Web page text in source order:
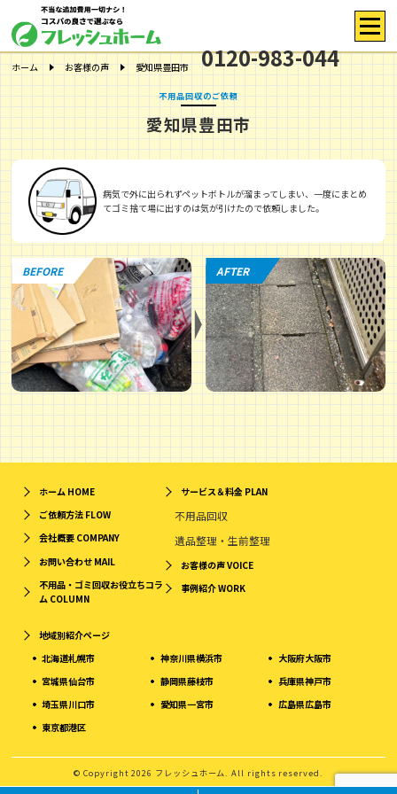
0120-983-044
ホーム お客様の声 愛知県豊田市
不用品回収のご依頼
愛知県豊田市
病気で外に出られずペットボトルが溜まってしまい、一度にまとめ
てゴミ捨て場に出すのは気が引けたので依頼しました。
BEFORE AFTER
ホーム HOME
ご依頼方法 FLOW
会社概要 COMPANY
お問い合わせ MAIL
不用品・ゴミ回収お役立ちコラ
ム COLUMN
サービス＆料金 PLAN
不用品回収
遺品整理・生前整理
お客様の声VOICE
事例紹介WORK
地域別紹介ページ
北海道札幌市
宮城県仙台市
埼玉県川口市
東京都港区
神奈川県横浜市
静岡県藤枝市
愛知県一宮市
大阪府大阪市
兵庫県神戸市
広島県広島市
© Copyright 2026 フレッシュホーム. All rights reserved.